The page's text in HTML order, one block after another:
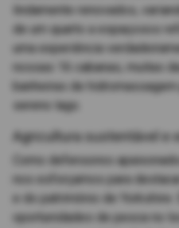
lindamente renovados,
de um quarto a espaçosos
uma experiência
nossas 16 cabanas, muitas
banheiras de
sereno lago.
Agricultura sustentável e
Como defensores
nos esforçamos para
e do patrimônio de
oportunidades de pesca no